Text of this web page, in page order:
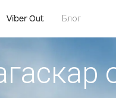
Viber Out Блог